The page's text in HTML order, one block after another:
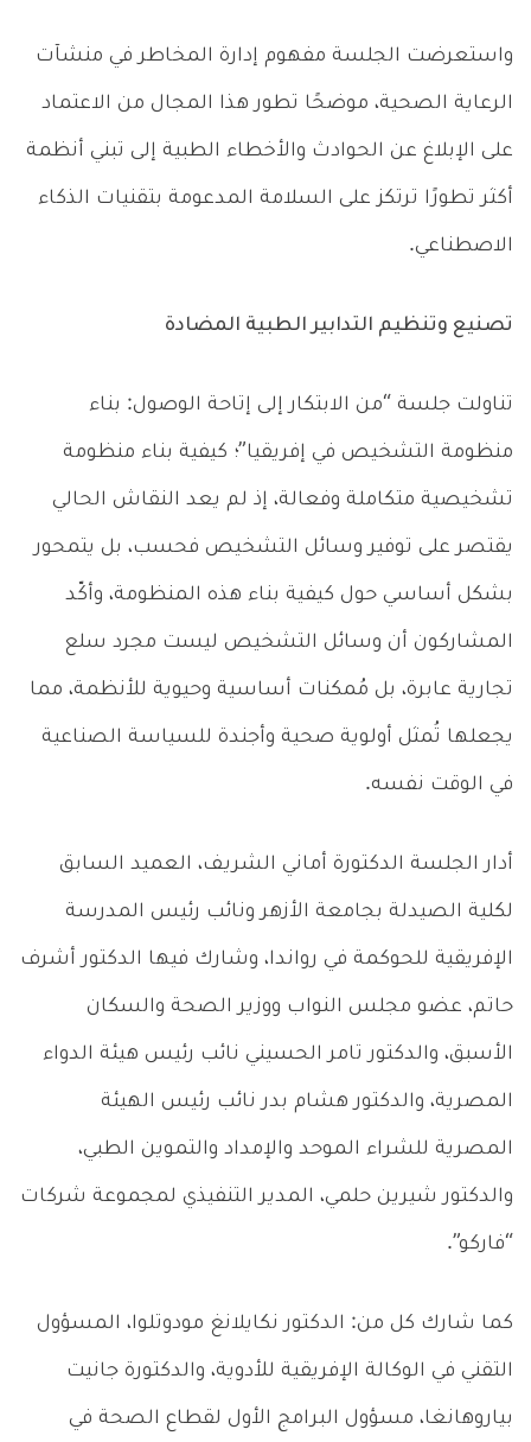
واستعرضت الجلسة مفهوم إدارة المخاطر في منشآت
الرعاية الصحية، موضحًا تطور هذا المجال من الاعتماد
على الإبلاغ عن الحوادث والأخطاء الطبية إلى تبني أنظمة
أكثر تطورًا ترتكز على السلامة المدعومة بتقنيات الذكاء
الاصطناعي.
تصنيع وتنظيم التدابير الطبية المضادة
تناولت جلسة “من الابتكار إلى إتاحة الوصول: بناء
منظومة التشخيص في إفريقيا”؛ كيفية بناء منظومة
تشخيصية متكاملة وفعالة، إذ لم يعد النقاش الحالي
يقتصر على توفير وسائل التشخيص فحسب، بل يتمحور
بشكل أساسي حول كيفية بناء هذه المنظومة، وأكّد
المشاركون أن وسائل التشخيص ليست مجرد سلع
تجارية عابرة، بل مُمكنات أساسية وحيوية للأنظمة، مما
يجعلها تُمثل أولوية صحية وأجندة للسياسة الصناعية
في الوقت نفسه.
أدار الجلسة الدكتورة أماني الشريف، العميد السابق
لكلية الصيدلة بجامعة الأزهر ونائب رئيس المدرسة
الإفريقية للحوكمة في رواندا، وشارك فيها الدكتور أشرف
حاتم، عضو مجلس النواب ووزير الصحة والسكان
الأسبق، والدكتور تامر الحسيني نائب رئيس هيئة الدواء
المصرية، والدكتور هشام بدر نائب رئيس الهيئة
المصرية للشراء الموحد والإمداد والتموين الطبي،
والدكتور شيرين حلمي، المدير التنفيذي لمجموعة شركات
“فاركو”.
كما شارك كل من: الدكتور نكايلانغ مودوتلوا، المسؤول
التقني في الوكالة الإفريقية للأدوية، والدكتورة جانيت
بياروهانغا، مسؤول البرامج الأول لقطاع الصحة في